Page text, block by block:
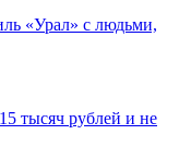
«Урал» с людьми,
тысяч рублей и не